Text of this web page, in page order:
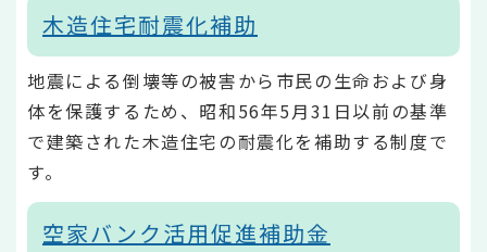
木造住宅耐震化補助
地震による倒壊等の被害から市民の生命および身
体を保護するため、昭和56年5月31日以前の基準
で建築された木造住宅の耐震化を補助する制度で
す。
空家バンク活用促進補助金